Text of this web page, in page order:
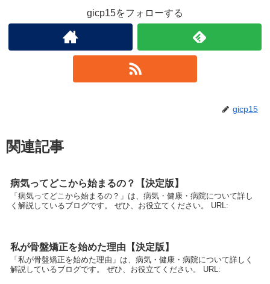
gicp15をフォローする
gicp15
関連記事
病気ってどこから始まるの？【決定版】
「病気ってどこから始まるの？」は、病気・健康・病院について詳し
く解説しているブログです。 ぜひ、お役立てください。 URL:
私が骨盤矯正を始めた理由【決定版】
「私が骨盤矯正を始めた理由」は、病気・健康・病院について詳しく
解説しているブログです。 ぜひ、お役立てください。 URL: